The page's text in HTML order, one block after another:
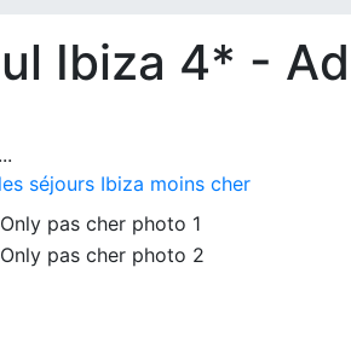
Ibiza 4* -
séjours Ibiza moins cher